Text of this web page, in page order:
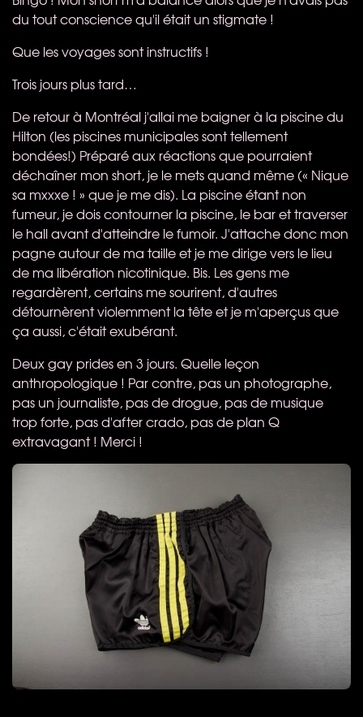
du tout conscience qu'il était un stigmate !
Que les voyages sont instructifs !
Trois jours plus tard…
De retour à Montréal j'allai me baigner à la piscine du
Hilton (les piscines municipales sont tellement
bondées!) Préparé aux réactions que pourraient
déchaîner mon short, je le mets quand même (« Nique
sa mxxxe ! » que je me dis). La piscine étant non
fumeur, je dois contourner la piscine, le bar et traverser
le hall avant d'atteindre le fumoir. J'attache donc mon
pagne autour de ma taille et je me dirige vers le lieu
de ma libération nicotinique. Bis. Les gens me
regardèrent, certains me sourirent, d'autres
détournèrent violemment la tête et je m'aperçus que
ça aussi, c'était exubérant.
Deux gay prides en 3 jours. Quelle leçon
anthropologique ! Par contre, pas un photographe,
pas un journaliste, pas de drogue, pas de musique
trop forte, pas d'after crado, pas de plan Q
extravagant ! Merci !